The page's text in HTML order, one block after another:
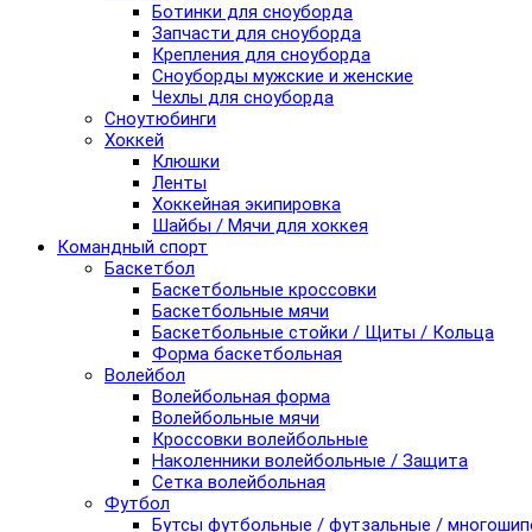
Ботинки для сноуборда
Запчасти для сноуборда
Крепления для сноуборда
Сноуборды мужские и женские
Чехлы для сноуборда
Сноутюбинги
Хоккей
Клюшки
Ленты
Хоккейная экипировка
Шайбы / Мячи для хоккея
Командный спорт
Баскетбол
Баскетбольные кроссовки
Баскетбольные мячи
Баскетбольные стойки / Щиты / Кольца
Форма баскетбольная
Волейбол
Волейбольная форма
Волейбольные мячи
Кроссовки волейбольные
Наколенники волейбольные / Защита
Сетка волейбольная
Футбол
Бутсы футбольные / футзальные /